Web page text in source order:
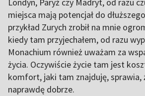
Londyn, Paryż czy Madryt, od razu
miejsca mają potencjał do
przykład Zurych zrobił na mnie
kiedy tam przyjechałem, od razu
Monachium również uważam za
życia. Oczywiście życie tam jest
komfort, jaki tam znajduję, sprawia,
naprawdę dobrze.